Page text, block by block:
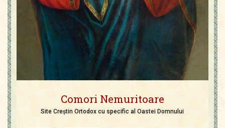
Comori Nemuritoare
Site Creștin Ortodox cu specific al Oastei Domnului